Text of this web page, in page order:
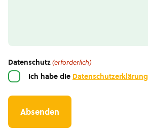
Datenschutz(erforderlich)
Ich habe die Datenschutzerklärung